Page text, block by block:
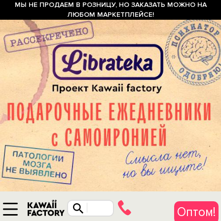
МЫ НЕ ПРОДАЕМ В РОЗНИЦУ, НО ЗАКАЗАТЬ МОЖНО НА
ЛЮБОМ МАРКЕТПЛЕЙСЕ!
Оптом!